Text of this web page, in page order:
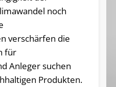
noch
verschärfen die
für
Anleger suchen
Produkten.